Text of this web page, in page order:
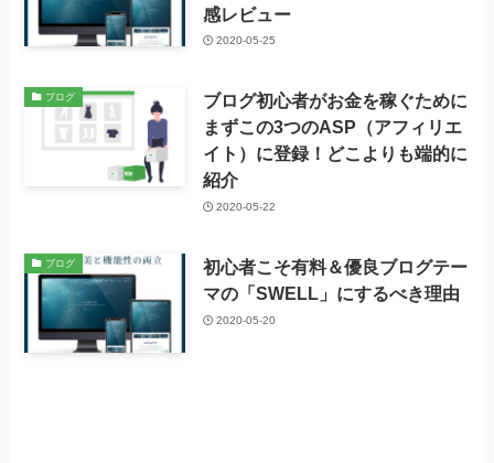
感レビュー
2020-05-25
ブログ
ブログ初心者がお金を稼ぐために
まずこの3つのASP（アフィリエ
イト）に登録！どこよりも端的に
紹介
2020-05-22
ブログ
初心者こそ有料＆優良ブログテー
マの「SWELL」にするべき理由
2020-05-20